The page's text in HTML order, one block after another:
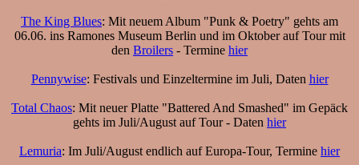
The King Blues: Mit neuem Album "Punk & Poetry" gehts am
06.06. ins Ramones Museum Berlin und im Oktober auf Tour mit
den Broilers - Termine hier
Pennywise: Festivals und Einzeltermine im Juli, Daten hier
Total Chaos: Mit neuer Platte "Battered And Smashed" im Gepäck
gehts im Juli/August auf Tour - Daten hier
Lemuria: Im Juli/August endlich auf Europa-Tour, Termine hier